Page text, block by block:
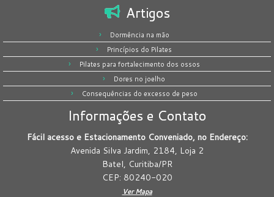
Artigos
Dormência na mão
Princípios do Pilates
Pilates para fortalecimento dos ossos
Dores no joelho
Consequências do excesso de peso
Informações e Contato
Fácil acesso e Estacionamento Conveniado, no Endereço:
Avenida Silva Jardim, 2184, Loja 2
Batel, Curitiba/PR
CEP: 80240-020
Ver Mapa